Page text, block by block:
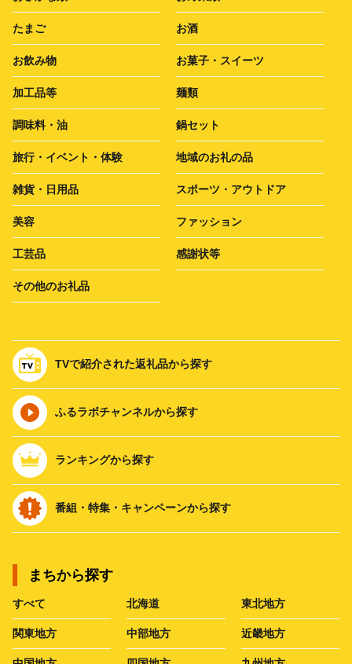
たまご お酒
お飲み物 お菓子・スイーツ
加工品等 麺類
調味料・油 鍋セット
旅行・イベント・体験 地域のお礼の品
雑貨・日用品 スポーツ・アウトドア
美容 ファッション
工芸品 感謝状等
その他のお礼品
TVで紹介された返礼品から探す
ふるラボチャンネルから探す
ランキングから探す
番組・特集・キャンペーンから探す
まちから探す
すべて 北海道 東北地方
関東地方 中部地方 近畿地方